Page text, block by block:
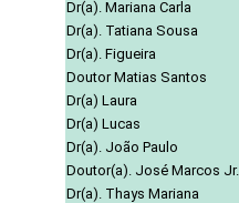
Dr(a). Mariana Carla
Dr(a). Tatiana Sousa
Dr(a). Figueira
Doutor Matias Santos
Dr(a) Laura
Dr(a) Lucas
Dr(a). João Paulo
Doutor(a). José Marcos Jr.
Dr(a). Thays Mariana